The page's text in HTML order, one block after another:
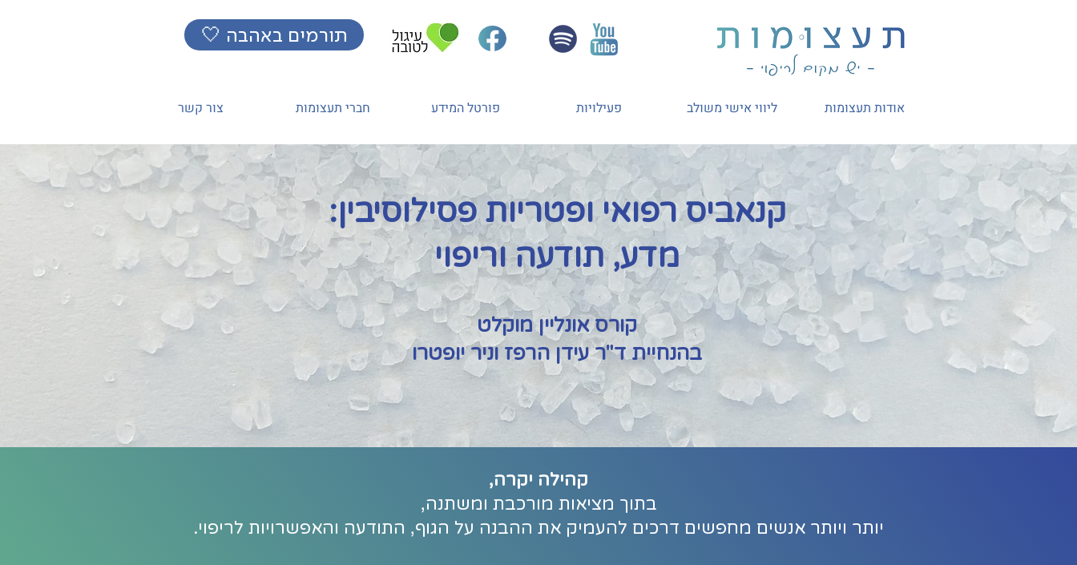
🤍 תורמים באהבה
אודות תעצומות ליווי אישי משולב פעילויות פורטל המידע חברי תעצומות צור קשר
קנאביס רפואי ופטריות פסילוסיבין:
מדע, תודעה וריפוי
קורס אונליין מוקלט
בהנחיית ד"ר עידן הרפז וניר יופטרו
קהילה יקרה,
בתוך מציאות מורכבת ומשתנה,
יותר ויותר אנשים מחפשים דרכים להעמיק את ההבנה על הגוף, התודעה והאפשרויות לריפוי.